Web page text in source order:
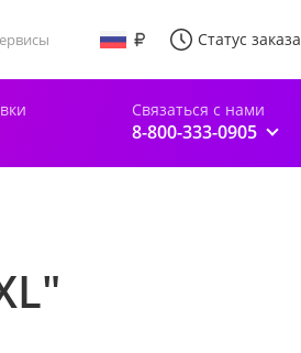
Статус заказа
Связаться с нами
8-800-333-0905